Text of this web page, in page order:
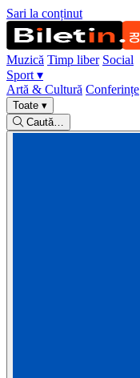
Sari la conținut
Muzică Timp liber Social
Sport ▾
Artă & Cultură Conferințe
Toate ▾
Caută…